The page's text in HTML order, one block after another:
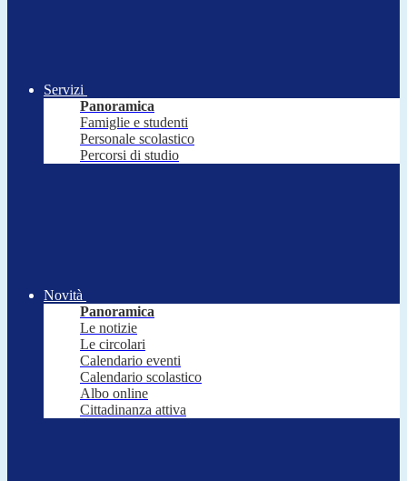
Servizi
Panoramica
Famiglie e studenti
Personale scolastico
Percorsi di studio
Novità
Panoramica
Le notizie
Le circolari
Calendario eventi
Calendario scolastico
Albo online
Cittadinanza attiva